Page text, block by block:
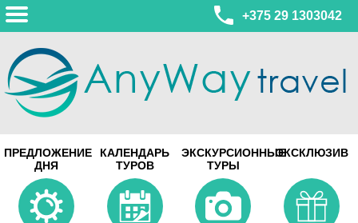
+375 29 1303042
ул. Леонида Беды, 45-547
смотреть на карте
МИНСК
Турагентство Coral Travel
ул. Притыцкого 156/1 пом.37
ПРЕДЛОЖЕНИЕ
ДНЯ
КАЛЕНДАРЬ
ТУРОВ
ЭКСКУРСИОННЫЕ
ТУРЫ
ЭКСКЛЮЗИВ